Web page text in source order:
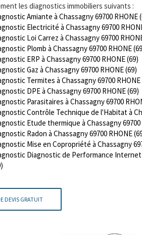
les diagnostics immobiliers suivants :
Amiante à Chassagny 69700 RHONE
Electricité à Chassagny 69700
Loi Carrez à Chassagny 69700
Plomb à Chassagny 69700 RHONE
ERP à Chassagny 69700 RHONE (69)
Gaz à Chassagny 69700 RHONE (69)
Termites à Chassagny 69700 RHONE
DPE à Chassagny 69700 RHONE (69)
Parasitaires à Chassagny 69700
Contrôle Technique de l'Habitat à
Etude thermique à Chassagny 69700
Radon à Chassagny 69700 RHONE
Mise en Copropriété à Chassagny
Diagnostic de Performance Internet
DEVIS GRATUIT